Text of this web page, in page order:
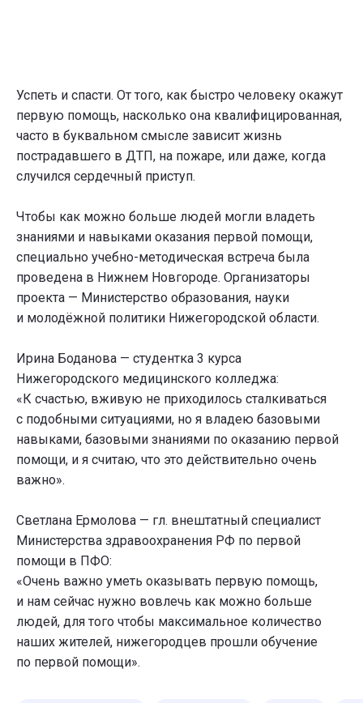
Успеть и спасти. От того, как быстро человеку окажут
первую помощь, насколько она квалифицированная,
часто в буквальном смысле зависит жизнь
пострадавшего в ДТП, на пожаре, или даже, когда
случился сердечный приступ.
Чтобы как можно больше людей могли владеть
знаниями и навыками оказания первой помощи,
специально учебно-методическая встреча была
проведена в Нижнем Новгороде. Организаторы
проекта — Министерство образования, науки
и молодёжной политики Нижегородской области.
Ирина Боданова — студентка 3 курса
Нижегородского медицинского колледжа:
«К счастью, вживую не приходилось сталкиваться
с подобными ситуациями, но я владею базовыми
навыками, базовыми знаниями по оказанию первой
помощи, и я считаю, что это действительно очень
важно».
Светлана Ермолова — гл. внештатный специалист
Министерства здравоохранения РФ по первой
помощи в ПФО:
«Очень важно уметь оказывать первую помощь,
и нам сейчас нужно вовлечь как можно больше
людей, для того чтобы максимальное количество
наших жителей, нижегородцев прошли обучение
по первой помощи».